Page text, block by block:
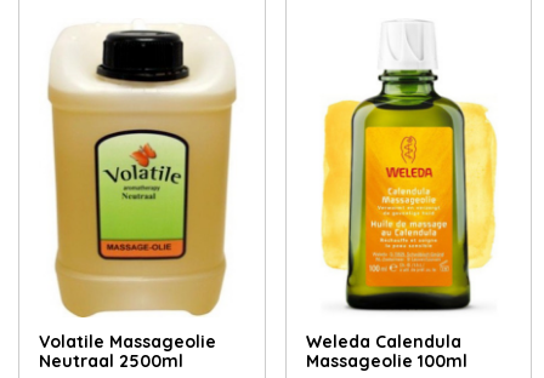
Volatile Massageolie
Neutraal 2500ml
Weleda Calendula
Massageolie 100ml